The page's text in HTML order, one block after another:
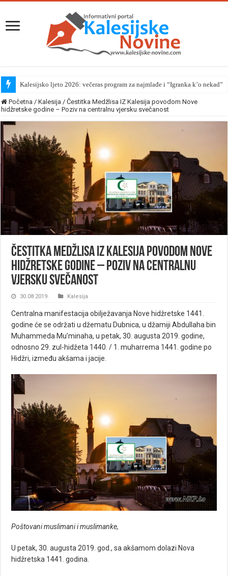
Kalesijsko ljeto 2026: večeras program za najmlađe i “Igranka k’o nekad”
Početna / Kalesija / Čestitka Medžlisa IZ Kalesija povodom Nove
hidžretske godine – Poziv na centralnu vjersku svečanost
Čestitka Medžlisa IZ Kalesija povodom Nove
hidžretske godine – Poziv na centralnu
vjersku svečanost
30.08.2019. Kalesija
Centralna manifestacija obilježavanja Nove hidžretske 1441.
godine će se održati u džematu Dubnica, u džamiji Abdullaha bin
Muhammeda Mu’minaha, u petak, 30. augusta 2019. godine,
odnosno 29. zul-hidžeta 1440. / 1. muharrema 1441. godine po
Hidžri, između akšama i jacije.
Poštovani muslimani i muslimanke,
U petak, 30. augusta 2019. god., sa akšamom dolazi Nova
hidžretska 1441. godina.